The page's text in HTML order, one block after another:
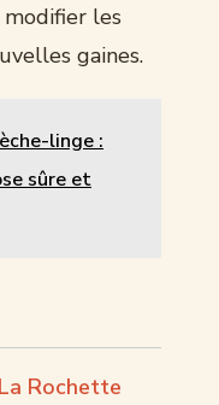
les
gaines.
linge :
sûre et
Rochette